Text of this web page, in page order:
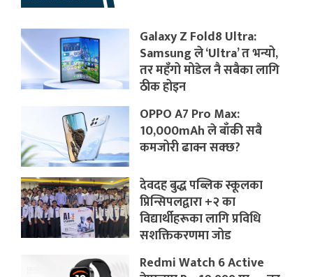
Galaxy Z Fold8 Ultra:
Samsung ले ‘Ultra’ त भन्यो,
तर महँगो मोडेल नै सबैका लागि
ठीक होइन
OPPO A7 Pro Max:
10,000mAh ले बाँकी सबै
कमजोरी ढाक्न सक्छ?
देवदह बुद्ध पब्लिक स्कूलका
प्रिन्सिपलद्वारा +२ का
विद्यार्थीहरूका लागि प्रविधि
सशक्तिकरणमा जोड
Redmi Watch 6 Active